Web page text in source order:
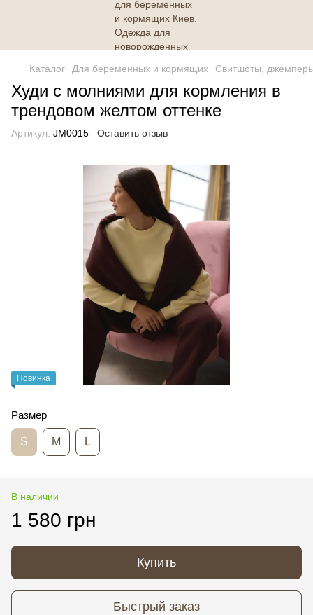
Каталог Для беременных и кормящих Свитшоты,
Худи с молниями для кормления в
трендовом желтом оттенке
Артикул: JM0015 Оставить отзыв
Новинка
Размер
S M L
В наличии
1 580 грн
Купить
Быстрый заказ